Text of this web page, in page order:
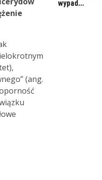
(ang.
wypad...